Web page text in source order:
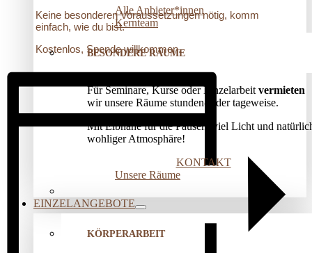
Alle Anbieter*innen
Kernteam
BESONDERE RÄUME
Für Seminare, Kurse oder Einzelarbeit vermieten
wir unsere Räume stunden- oder tageweise.
Mit Elbnähe für die Pausen, viel Licht und
wohliger Atmosphäre!
KONTAKT
Unsere Räume
EINZELANGEBOTE
KÖRPERARBEIT
Keine besonderen Voraussetzungen nötig, komm
einfach, wie du bist.
Kostenlos, Spende willkommen.